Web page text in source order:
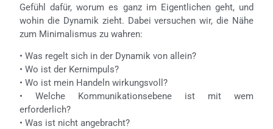
Gefühl dafür, worum es ganz im Eigentlichen geht, und
wohin die Dynamik zieht. Dabei versuchen wir, die Nähe
zum Minimalismus zu wahren:
• Was regelt sich in der Dynamik von allein?
• Wo ist der Kernimpuls?
• Wo ist mein Handeln wirkungsvoll?
• Welche Kommunikationsebene ist mit wem
erforderlich?
• Was ist nicht angebracht?